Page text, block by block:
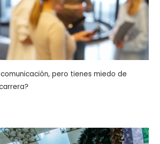
pero tienes miedo de